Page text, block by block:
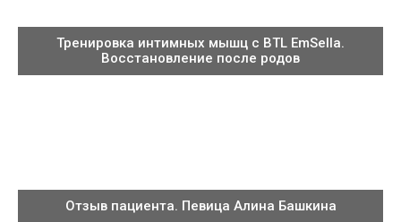
Тренировка интимных мышц с BTL EmSella.
Восстановление после родов
Отзыв пациента. Певица Алина Башкина